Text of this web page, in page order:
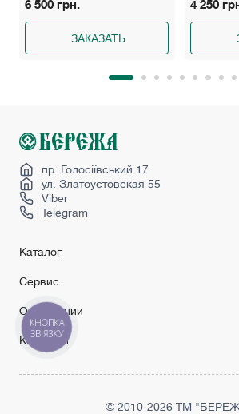
6 500 грн.
ЗАКАЗАТЬ
4 250
пр. Голосіївський 17
ул. Златоустовская 55
Viber
Telegram
Каталог
Сервис
О компании
Контакты
© 2010-2026 ТМ
КНОПКА
ЗВ'ЯЗКУ